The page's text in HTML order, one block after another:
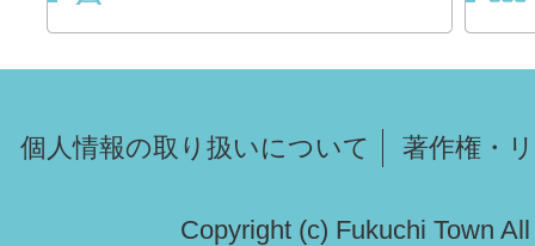
個人情報の取り扱いについて 著作権・
Copyright (c) Fukuchi Town